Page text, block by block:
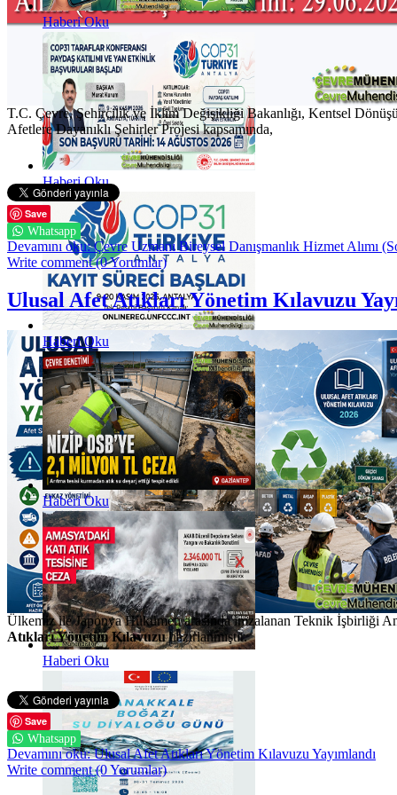
Haberi Oku
Haberi Oku
Haberi Oku
Haberi Oku
Haberi Oku
T.C. Çevre, Şehircilik ve İklim Değişikliği Bakanlığı, Kentsel
Afetlere Dayanıklı Şehirler Projesi kapsamında,
Save
Whatsapp
Devamını oku: Çevre Uzmanı Bireysel Danışmanlık Hizmet Alımı
Write comment (0 Yorumlar)
Ulusal Afet Atıkları Yönetim Kılavuzu
Ülkemiz ile Japonya Hükümeti arasında imzalanan Teknik İşbirliği
Atıkları Yönetim Kılavuzuhazırlanmıştır.
Save
Whatsapp
Devamını oku: Ulusal Afet Atıkları Yönetim Kılavuzu Yayımlandı
Write comment (0 Yorumlar)